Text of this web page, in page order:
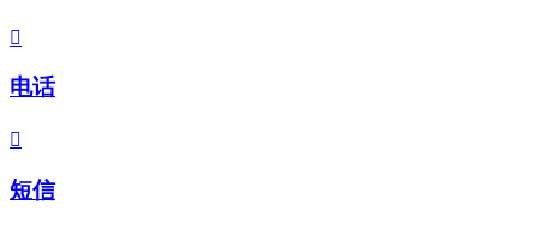

电话

短信